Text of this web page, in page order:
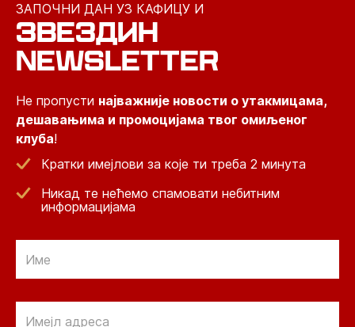
ЗАПОЧНИ ДАН УЗ КАФИЦУ И
ЗВЕЗДИН
NEWSLETTER
Не пропусти најважније новости о утакмицама,
дешавањима и промоцијама твог омиљеног
клуба!
Кратки имејлови за које ти треба 2 минута
Никад те нећемо спамовати небитним
информацијама